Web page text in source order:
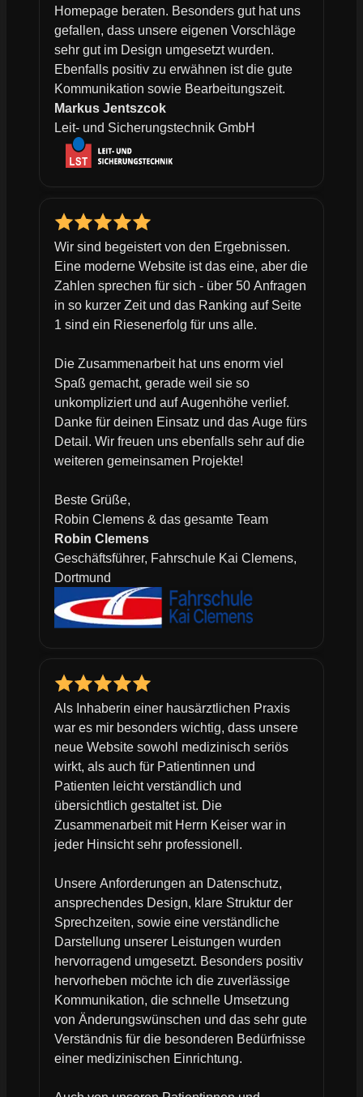
Homepage beraten. Besonders gut hat uns
gefallen, dass unsere eigenen Vorschläge
sehr gut im Design umgesetzt wurden.
Ebenfalls positiv zu erwähnen ist die gute
Kommunikation sowie Bearbeitungszeit.
Markus Jentszcok
Leit- und Sicherungstechnik GmbH
Wir sind begeistert von den Ergebnissen.
Eine moderne Website ist das eine, aber die
Zahlen sprechen für sich - über 50 Anfragen
in so kurzer Zeit und das Ranking auf Seite
1 sind ein Riesenerfolg für uns alle.
Die Zusammenarbeit hat uns enorm viel
Spaß gemacht, gerade weil sie so
unkompliziert und auf Augenhöhe verlief.
Danke für deinen Einsatz und das Auge fürs
Detail. Wir freuen uns ebenfalls sehr auf die
weiteren gemeinsamen Projekte!
Beste Grüße,
Robin Clemens & das gesamte Team
Robin Clemens
Geschäftsführer, Fahrschule Kai Clemens,
Dortmund
Als Inhaberin einer hausärztlichen Praxis
war es mir besonders wichtig, dass unsere
neue Website sowohl medizinisch seriös
wirkt, als auch für Patientinnen und
Patienten leicht verständlich und
übersichtlich gestaltet ist. Die
Zusammenarbeit mit Herrn Keiser war in
jeder Hinsicht sehr professionell.
Unsere Anforderungen an Datenschutz,
ansprechendes Design, klare Struktur der
Sprechzeiten, sowie eine verständliche
Darstellung unserer Leistungen wurden
hervorragend umgesetzt. Besonders positiv
hervorheben möchte ich die zuverlässige
Kommunikation, die schnelle Umsetzung
von Änderungswünschen und das sehr gute
Verständnis für die besonderen Bedürfnisse
einer medizinischen Einrichtung.